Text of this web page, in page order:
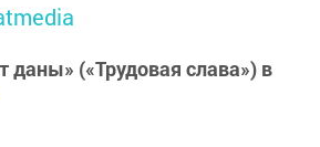
даны» («Трудовая слава») в